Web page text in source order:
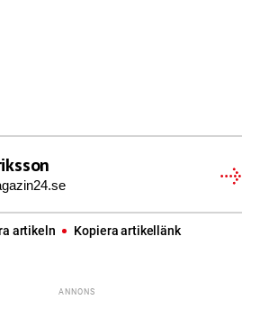
artikeln Kopiera artikellänk